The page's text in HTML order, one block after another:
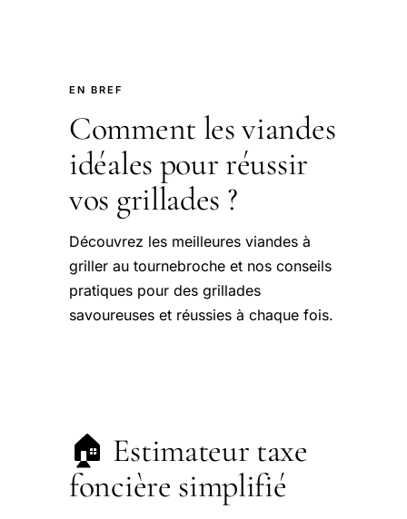
EN BREF
Comment les viandes
idéales pour réussir
vos grillades ?
Découvrez les meilleures viandes à
griller au tournebroche et nos conseils
pratiques pour des grillades
savoureuses et réussies à chaque fois.
🏠 Estimateur taxe
foncière simplifié